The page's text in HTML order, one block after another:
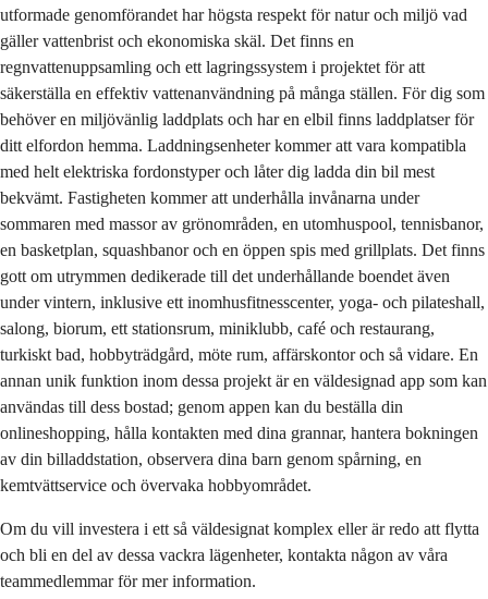
utformade genomförandet har högsta respekt för natur och miljö vad
gäller vattenbrist och ekonomiska skäl. Det finns en
regnvattenuppsamling och ett lagringssystem i projektet för att
säkerställa en effektiv vattenanvändning på många ställen. För dig som
behöver en miljövänlig laddplats och har en elbil finns laddplatser för
ditt elfordon hemma. Laddningsenheter kommer att vara kompatibla
med helt elektriska fordonstyper och låter dig ladda din bil mest
bekvämt. Fastigheten kommer att underhålla invånarna under
sommaren med massor av grönområden, en utomhuspool, tennisbanor,
en basketplan, squashbanor och en öppen spis med grillplats. Det finns
gott om utrymmen dedikerade till det underhållande boendet även
under vintern, inklusive ett inomhusfitnesscenter, yoga- och pilateshall,
salong, biorum, ett stationsrum, miniklubb, café och restaurang,
turkiskt bad, hobbyträdgård, möte rum, affärskontor och så vidare. En
annan unik funktion inom dessa projekt är en väldesignad app som kan
användas till dess bostad; genom appen kan du beställa din
onlineshopping, hålla kontakten med dina grannar, hantera bokningen
av din billaddstation, observera dina barn genom spårning, en
kemtvättservice och övervaka hobbyområdet.
Om du vill investera i ett så väldesignat komplex eller är redo att flytta
och bli en del av dessa vackra lägenheter, kontakta någon av våra
teammedlemmar för mer information.